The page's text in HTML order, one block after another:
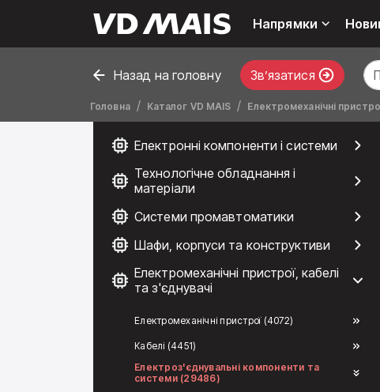
Напрямки
Назад на головну Звʼязатися
Головна Каталог VD MAIS Електромеханічні
Електронні компоненти і системи
Технологічне обладнання і
матеріали
Системи промавтоматики
Шафи, корпуси та конструктиви
Електромеханічні пристрої, кабелі
та з'єднувачі
Електромеханічні пристрої (4072)
Кабелі (4451)
Електроз'єднувальні компоненти та
системи (29486)